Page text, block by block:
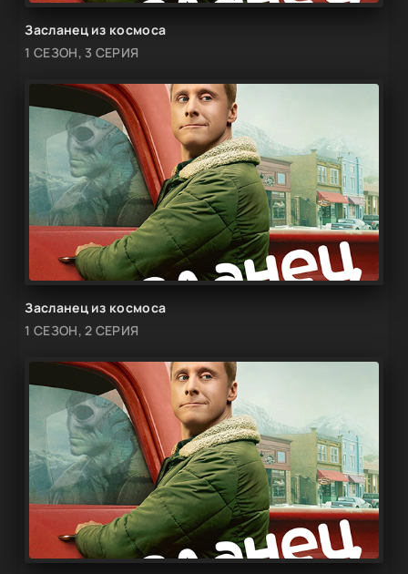
Засланец из космоса
1 СЕЗОН, 3 СЕРИЯ
Засланец из космоса
1 СЕЗОН, 2 СЕРИЯ